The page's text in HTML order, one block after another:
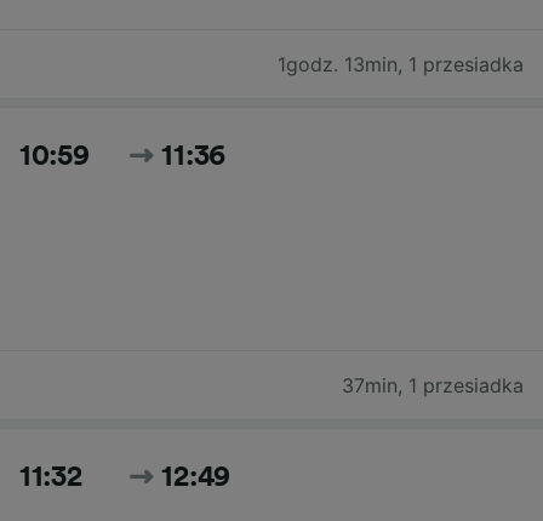
1godz. 13min, 1 przesiadka
10:59 11:36
37min, 1 przesiadka
11:32 12:49